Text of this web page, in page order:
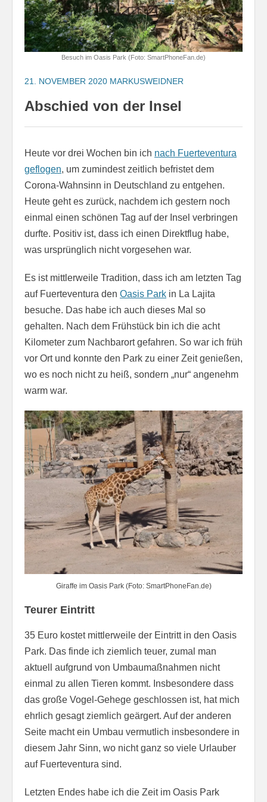
Besuch im Oasis Park (Foto: SmartPhoneFan.de)
21. NOVEMBER 2020 MARKUSWEIDNER
Abschied von der Insel
Heute vor drei Wochen bin ich nach Fuerteventura
geflogen, um zumindest zeitlich befristet dem
Corona-Wahnsinn in Deutschland zu entgehen.
Heute geht es zurück, nachdem ich gestern noch
einmal einen schönen Tag auf der Insel verbringen
durfte. Positiv ist, dass ich einen Direktflug habe,
was ursprünglich nicht vorgesehen war.
Es ist mittlerweile Tradition, dass ich am letzten Tag
auf Fuerteventura den Oasis Park in La Lajita
besuche. Das habe ich auch dieses Mal so
gehalten. Nach dem Frühstück bin ich die acht
Kilometer zum Nachbarort gefahren. So war ich früh
vor Ort und konnte den Park zu einer Zeit genießen,
wo es noch nicht zu heiß, sondern „nur“ angenehm
warm war.
Giraffe im Oasis Park (Foto: SmartPhoneFan.de)
Teurer Eintritt
35 Euro kostet mittlerweile der Eintritt in den Oasis
Park. Das finde ich ziemlich teuer, zumal man
aktuell aufgrund von Umbaumaßnahmen nicht
einmal zu allen Tieren kommt. Insbesondere dass
das große Vogel-Gehege geschlossen ist, hat mich
ehrlich gesagt ziemlich geärgert. Auf der anderen
Seite macht ein Umbau vermutlich insbesondere in
diesem Jahr Sinn, wo nicht ganz so viele Urlauber
auf Fuerteventura sind.
Letzten Endes habe ich die Zeit im Oasis Park